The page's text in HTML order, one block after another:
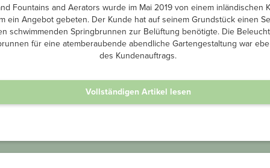
Fountains and Aerators wurde im Mai 2019 von einem inländischen
ein Angebot gebeten. Der Kunde hat auf seinem Grundstück einen
schwimmenden Springbrunnen zur Belüftung benötigte. Die
für eine atemberaubende abendliche Gartengestaltung war
des Kundenauftrags.
Vollständigen Artikel lesen